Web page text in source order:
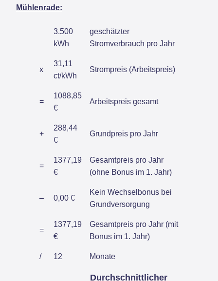
Mühlenrade:
3.500
kWh
geschätzter
Stromverbrauch pro Jahr
x
31,11
ct/kWh
Strompreis (Arbeitspreis)
=
1088,85
€
Arbeitspreis gesamt
+
288,44
€
Grundpreis pro Jahr
=
1377,19
€
Gesamtpreis pro Jahr
(ohne Bonus im 1. Jahr)
– 0,00 €
Kein Wechselbonus bei
Grundversorgung
=
1377,19
€
Gesamtpreis pro Jahr (mit
Bonus im 1. Jahr)
/ 12 Monate
Durchschnittlicher